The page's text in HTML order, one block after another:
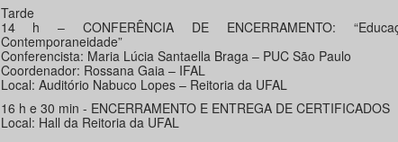
Tarde
14 h – CONFERÊNCIA DE ENCERRAMENTO:
Contemporaneidade”
Conferencista: Maria Lúcia Santaella Braga – PUC São Paulo
Coordenador: Rossana Gaia – IFAL
Local: Auditório Nabuco Lopes – Reitoria da UFAL
16 h e 30 min - ENCERRAMENTO E ENTREGA DE CERTIFICADOS
Local: Hall da Reitoria da UFAL